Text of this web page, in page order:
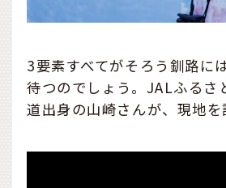
3要素すべてがそろう釧路に
待つのでしょう。JALふるさ
道出身の山崎さんが、現地を